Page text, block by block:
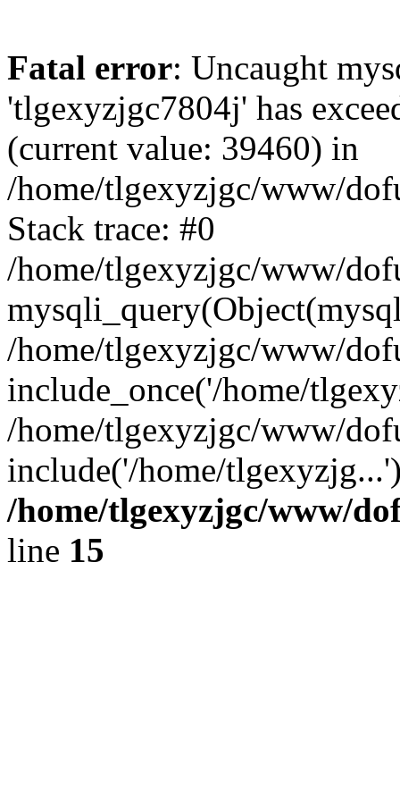
Fatal error: Uncaught
'tlgexyzjgc7804j' has
(current value: 39460) in
/home/tlgexyzjgc/www/
Stack trace: #0
/home/tlgexyzjgc/www/
/home/tlgexyzjgc/www/
include_once('/home/
/home/tlgexyzjgc/www/
include('/home/
/home/tlgexyzjgc/www/
line 15